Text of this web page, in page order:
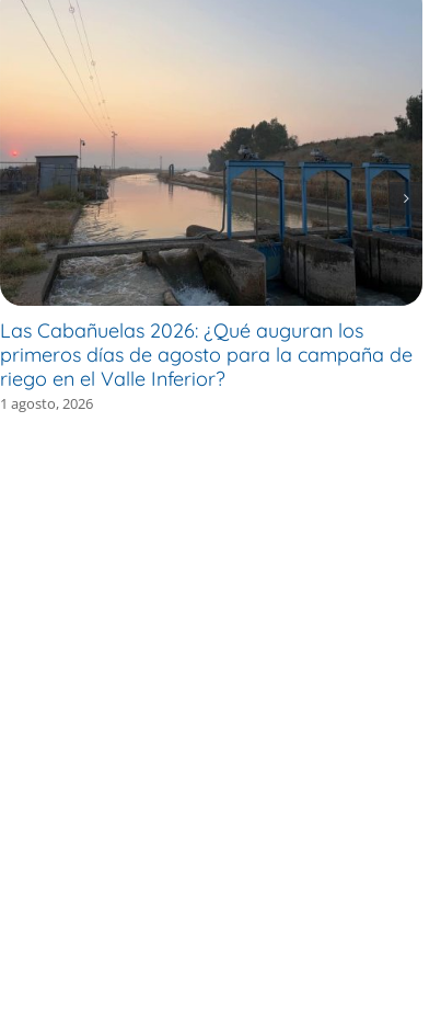
Las Cabañuelas 2026: ¿Qué auguran los
primeros días de agosto para la campaña de
riego en el Valle Inferior?
1 agosto, 2026